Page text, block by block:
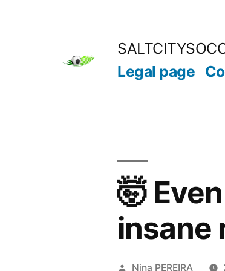
Legal page
🤯
insane
Posted
Nina PEREIRA